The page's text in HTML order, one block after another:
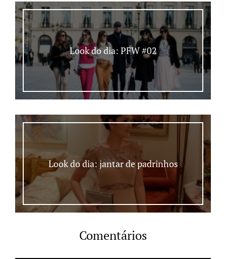
Look do dia: PFW #02
Look do dia: jantar de padrinhos
Comentários